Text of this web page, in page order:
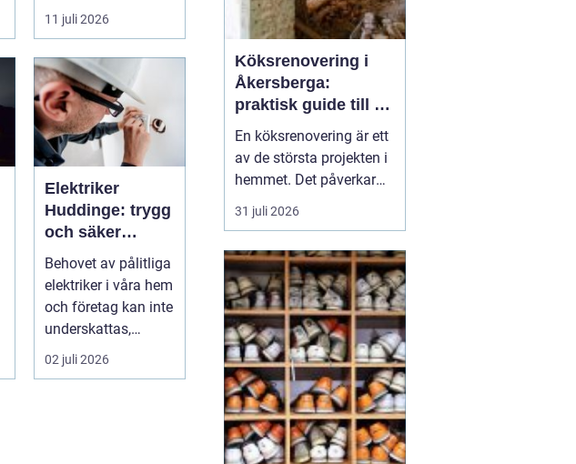
raden. För många
entrepren...
11 juli 2026
Elektriker
Huddinge: trygg
och säker
elinstallation
Behovet av pålitliga
elektriker i våra hem
och företag kan inte
underskattas,
s&aum...
02 juli 2026
Köksrenovering i
Åkersberga:
praktisk guide till ett
smartare kök
En köksrenovering är ett
av de största projekten i
hemmet. Det påverkar
vardagen, hemmets
värde och hur hela
den som planerar
köksrenovering
Åkersberga gäller det att
kombinera smar...
31 juli 2026